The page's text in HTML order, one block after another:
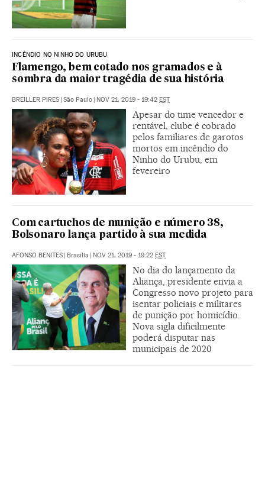
INCÊNDIO NO NINHO DO URUBU
Flamengo, bem cotado nos gramados e à
sombra da maior tragédia de sua história
BREILLER PIRES São Paulo NOV 21, 2019 - 19:42 EST
Apesar do time vencedor e
rentável, clube é cobrado
pelos familiares de garotos
mortos em incêndio do
Ninho do Urubu, em
fevereiro
Com cartuchos de munição e número 38,
Bolsonaro lança partido à sua medida
AFONSO BENITES | Brasília | NOV 21, 2019 - 19:22 EST
No dia do lançamento da
Aliança, presidente envia a
Congresso novo projeto para
isentar policiais e militares
de punição por homicídio.
Nova sigla dificilmente
poderá disputar nas
municipais de 2020